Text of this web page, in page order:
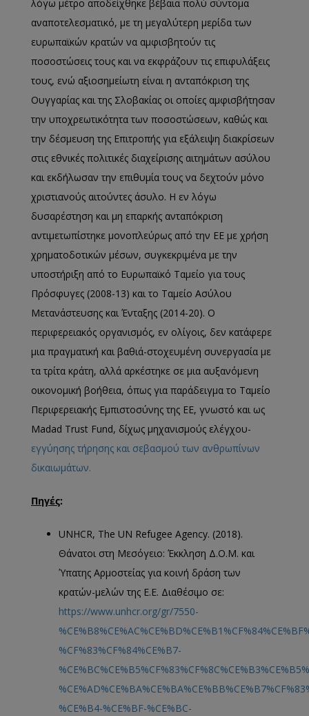
λόγω μέτρο αποδείχθηκε βέβαια πολύ σύντομα
αναποτελεσματικό, με τη μεγαλύτερη μερίδα των
ευρωπαϊκών κρατών να αμφισβητούν τις
ποσοστώσεις τους και να εκφράζουν τις επιφυλάξεις
τους, ενώ αξιοσημείωτη είναι η ανταπόκριση της
Ουγγαρίας και της Σλοβακίας οι οποίες αμφισβήτησαν
την υποχρεωτικότητα των ποσοστώσεων, καθώς και
την δέσμευση της Επιτροπής για εξάλειψη διακρίσεων
στις εθνικές πολιτικές διαχείρισης αιτημάτων ασύλου
και εκδήλωσαν την επιθυμία τους να δεχτούν μόνο
χριστιανούς αιτούντες άσυλο. Η εν λόγω
δυσαρέστηση και μη επαρκής ανταπόκριση
αντιμετωπίστηκε μονοπλεύρως από την ΕΕ με χρήση
χρηματοδοτικών μέσων, συγκεκριμένα με την
υποστήριξη από το Ευρωπαϊκό Ταμείο για τους
Πρόσφυγες (2008-13) και το Ταμείο Ασύλου
Μετανάστευσης και Ένταξης (2014-20). Ο
περιφερειακός οργανισμός, εν ολίγοις, δεν κατάφερε
μια πραγματική και βαθιά-στοχευμένη συνεργασία με
τα τρίτα κράτη, αλλά αρκέστηκε σε μια αυξανόμενη
οικονομική βοήθεια, όπως για παράδειγμα το Ταμείο
Περιφερειακής Εμπιστοσύνης της ΕΕ, γνωστό και ως
Madad Trust Fund, δίχως μηχανισμούς ελέγχου-
εγγύησης τήρησης και σεβασμού των ανθρωπίνων
δικαιωμάτων.
Πηγές:
UNHCR, The UN Refugee Agency. (2018).
Θάνατοι στη Μεσόγειο: Έκκληση Δ.Ο.Μ. και
Ύπατης Αρμοστείας για κοινή δράση των
κρατών-μελών της Ε.Ε. Διαθέσιμο σε:
https://www.unhcr.org/gr/7550-
%CF%83%CF%84%CE%B7-
%CE%B4-%CE%BF-%CE%BC-